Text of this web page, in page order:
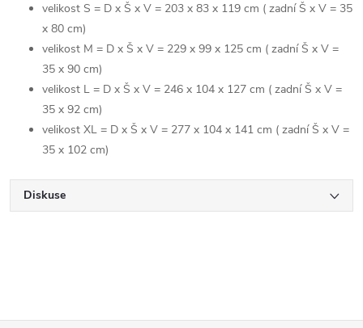
velikost S = D x Š x V = 203 x 83 x 119 cm ( zadní Š x V = 35
x 80 cm)
velikost M = D x Š x V = 229 x 99 x 125 cm ( zadní Š x V =
35 x 90 cm)
velikost L = D x Š x V = 246 x 104 x 127 cm ( zadní Š x V =
35 x 92 cm)
velikost XL = D x Š x V = 277 x 104 x 141 cm ( zadní Š x V =
35 x 102 cm)
Diskuse